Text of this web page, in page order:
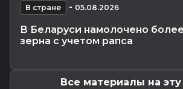
Калейдоскоп -05.08.2026 10:56
день проходить 10 000 шагов
Главное -05.08.2026 10:45
В стране - 05.08.2026
В Беларуси намолочено
зерна с учетом рапса
Все материалы на